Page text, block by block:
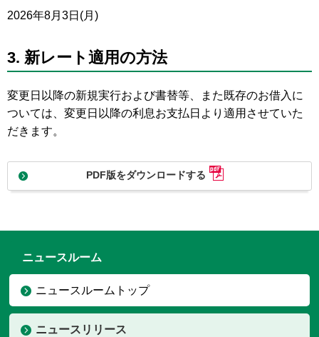
2026年8月3日(月)
3. 新レート適用の方法
変更日以降の新規実行および書替等、また既存のお借入に
ついては、変更日以降の利息お支払日より適用させていた
だきます。
PDF版をダウンロードする
ニュースルーム
ニュースルームトップ
ニュースリリース